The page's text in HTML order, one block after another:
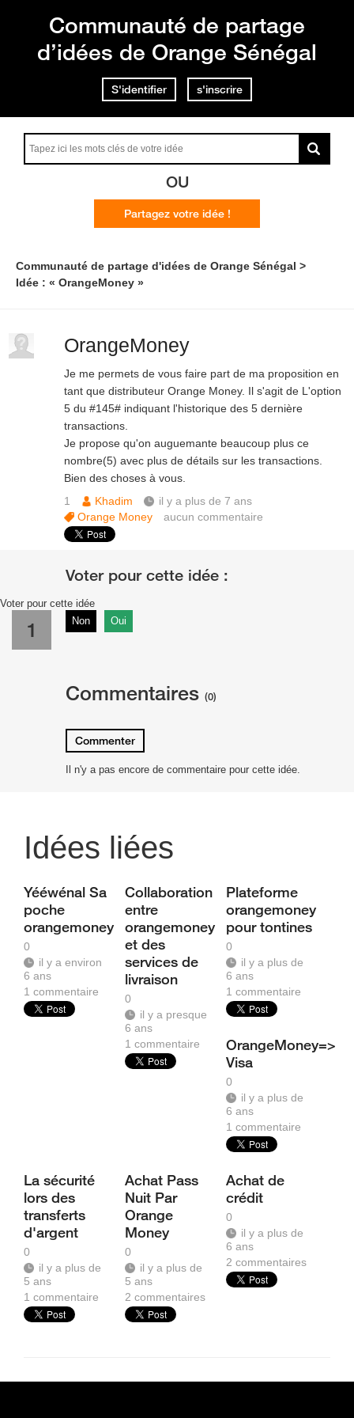
Communauté de partage
d’idées de Orange Sénégal
S'identifier s'inscrire
OU
Partagez votre idée !
Communauté de partage d'idées de Orange Sénégal
Idée : « OrangeMoney »
OrangeMoney
Je me permets de vous faire part de ma proposition en
tant que distributeur Orange Money. Il s'agit de L'option
5 du #145# indiquant l'historique des 5 dernière
transactions.
Je propose qu'on auguemante beaucoup plus ce
nombre(5) avec plus de détails sur les transactions.
Bien des choses à vous.
1
Khadim
il y a plus de 7 ans
Orange Money
aucun commentaire
Voter pour cette idée
1 Non Oui
Commentaires (0)
Commenter
Il n'y a pas encore de commentaire pour cette idée.
Idées liées
Yééwénal Sa
poche
orangemoney
0
il y a environ
6 ans
1 commentaire
Collaboration
entre
orangemoney
et des
services de
livraison
0
il y a presque
6 ans
1commentaire
Plateforme
orangemoney
pour tontines
0
il y a plus de
6 ans
1commentaire
OrangeMoney=>
Visa
0
il y a plus de
6 ans
1commentaire
La sécurité
lors des
transferts
d'argent
0
il y a plus de
5 ans
1 commentaire
Achat Pass
Nuit Par
Orange
Money
0
il y a plus de
5 ans
2commentaires
Achat de
crédit
0
il y a plus de
6 ans
2commentaires